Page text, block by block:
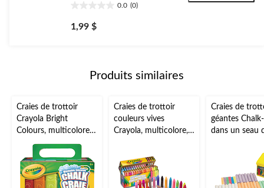
0.0 (0)
étoile(s)
sur
1,99 $
Produits similaires
Craies de trottoir
Crayola Bright
Colours, multicolore,
4 ans et plus, pour
activités estivales/jeu
de pelouse, paq. 24
Craies de trottoir
couleurs vives
Crayola, multicolore,
de pelouse, paq. 64
Craies de
géantes
dans un seau
multicolore, 4
plus, pour
estivales/